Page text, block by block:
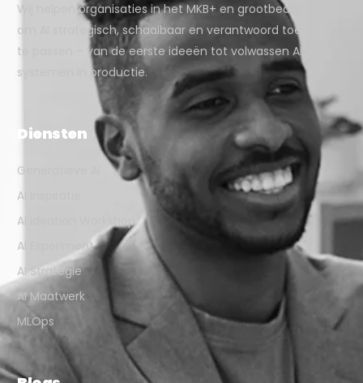
Wij helpen organisaties in het MKB+ en grootbedrijf
om AI strategisch, schaalbaar en verantwoord toe
te passen – van de eerste ideeën tot volwassen AI-
systemen in productie.
Diensten
Generatieve AI
AI Inspiratie
AI Ideation Workshop
AI Experiment
AI Strategie
AI Maatwerk
MLOps